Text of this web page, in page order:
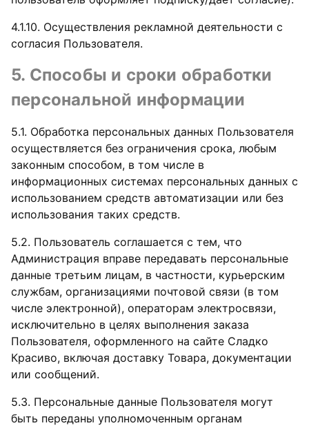
4.1.10. Осуществления рекламной деятельности с
согласия Пользователя.
5. Способы и сроки обработки
персональной информации
5.1. Обработка персональных данных Пользователя
осуществляется без ограничения срока, любым
законным способом, в том числе в
информационных системах персональных данных с
использованием средств автоматизации или без
использования таких средств.
5.2. Пользователь соглашается с тем, что
Администрация вправе передавать персональные
данные третьим лицам, в частности, курьерским
службам, организациями почтовой связи (в том
числе электронной), операторам электросвязи,
исключительно в целях выполнения заказа
Пользователя, оформленного на сайте Сладко
Красиво, включая доставку Товара, документации
или сообщений.
5.3. Персональные данные Пользователя могут
быть переданы уполномоченным органам